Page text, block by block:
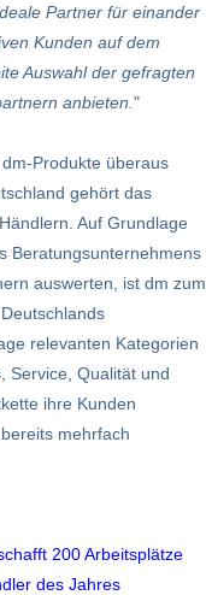
Partner für einander
Kunden auf dem
Auswahl der gefragten
anbieten. "
Produkte überaus
gehört das
Auf Grundlage
Beratungsunternehmens
auswerten, ist dm zum
relevanten Kategorien
Service, Qualität und
ihre Kunden
mehrfach
200 Arbeitsplätze
des Jahres